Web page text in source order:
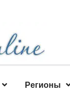
Регионы